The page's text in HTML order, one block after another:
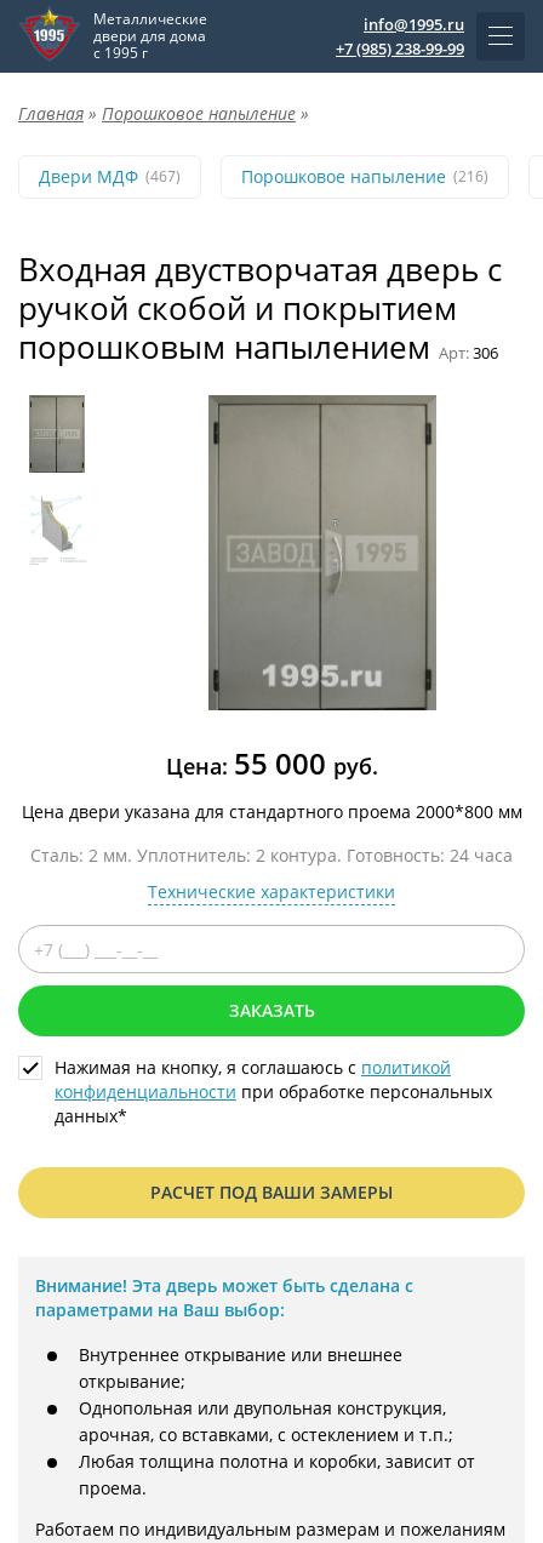
Металлические
двери для дома
с 1995 г
info@1995.ru
+7 (985) 238-99-99
Главная » Порошковое напыление »
Двери МДФ (467) Порошковое напыление (216)
Входная двустворчатая дверь с
ручкой скобой и покрытием
порошковым напылением Арт:306
Цена: 55 000 руб.
Цена двери указана для стандартного проема 2000*800 мм
Сталь: 2 мм. Уплотнитель: 2 контура. Готовность: 24 часа
Технические характеристики
ЗАКАЗАТЬ
Нажимая на кнопку, я соглашаюсь с политикой
конфиденциальности при обработке персональных
данных*
РАСЧЕТ ПОД ВАШИ ЗАМЕРЫ
Внимание! Эта дверь может быть сделана с
параметрами на Ваш выбор:
Внутреннее открывание или внешнее
открывание;
Однопольная или двупольная конструкция,
арочная, со вставками, с остеклением и т.п.;
Любая толщина полотна и коробки, зависит от
проема.
Работаем по индивидуальным размерам и пожеланиям